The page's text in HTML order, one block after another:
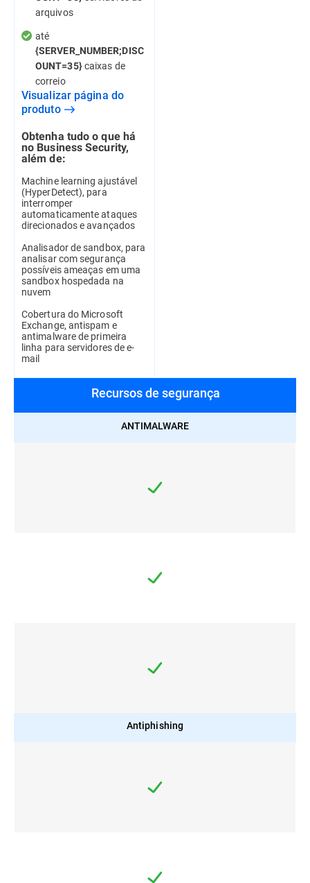
arquivos
até
{SERVER_NUMBER;DISC
OUNT=35}caixas de
correio
Visualizar página do
produto
Obtenha tudo o que há
no Business Security,
além de:
Machine learning ajustável
(HyperDetect), para
interromper
automaticamente ataques
direcionados e avançados
Analisador de sandbox, para
analisar com segurança
possíveis ameaças em uma
sandbox hospedada na
nuvem
Cobertura do Microsoft
Exchange, antispam e
antimalware de primeira
linha para servidores de e-
mail
Recursos de segurança
ANTIMALWARE
Antiphishing